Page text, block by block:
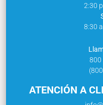
2:30
8:30
800
ATENCIÓN A